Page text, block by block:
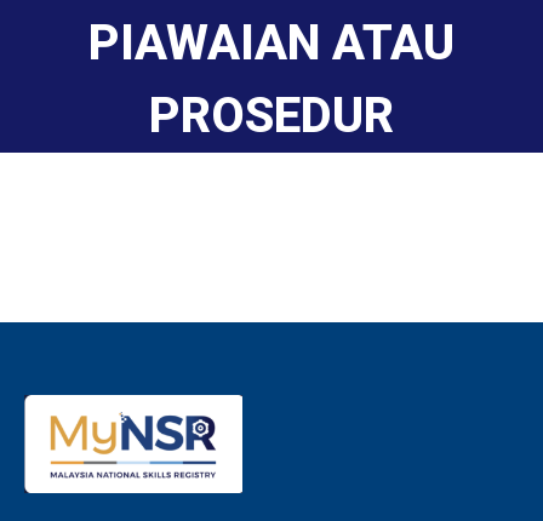
PIAWAIAN ATAU
PROSEDUR